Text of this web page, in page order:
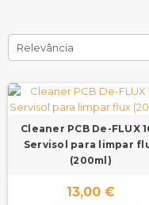
Relevância
Cleaner PCB De-FLUX
Servisol para limpar
(200ml)
13,00 €